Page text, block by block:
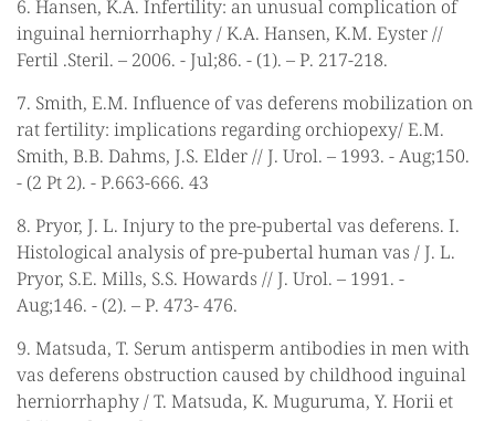
6. Hansen, K.A. Infertility: an unusual complication of
inguinal herniorrhaphy / K.A. Hansen, K.M. Eyster //
Fertil .Steril. – 2006. - Jul;86. - (1). – Р. 217-218.
7. Smith, E.M. Influence of vas deferens mobilization on
rat fertility: implications regarding orchiopexy/ E.M.
Smith, B.B. Dahms, J.S. Elder // J. Urol. – 1993. - Aug;150.
- (2 Pt 2). - Р.663-666. 43
8. Pryor, J. L. Injury to the pre-pubertal vas deferens. I.
Histological analysis of pre-pubertal human vas / J. L.
Pryor, S.E. Mills, S.S. Howards // J. Urol. – 1991. -
Aug;146. - (2). – Р. 473- 476.
9. Matsuda, T. Serum antisperm antibodies in men with
vas deferens obstruction caused by childhood inguinal
herniorrhaphy / T. Matsuda, K. Muguruma, Y. Horii et